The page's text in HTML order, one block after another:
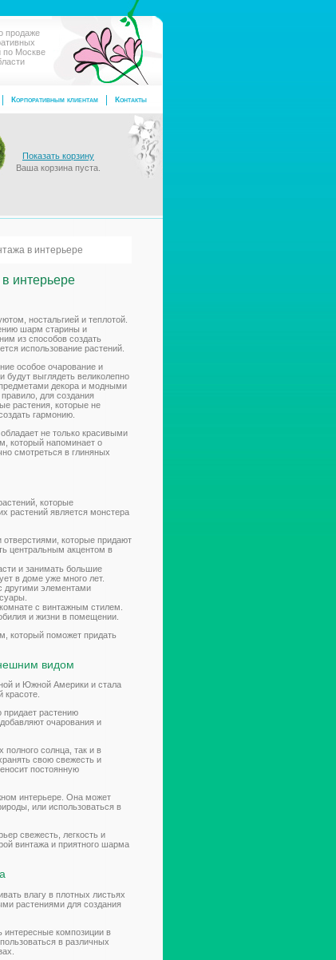
продаже
по Москве
Контакты
Корпоративным клиентам
Показать корзину
Ваша корзина пуста.
в интерьере
интерьере
ностальгией и теплотой.
шарм старины и
из способов создать
использование растений.
особое очарование и
выглядеть великолепно
декора и модными
для создания
растения, которые не
гармонию.
не только красивыми
который напоминает о
смотреться в глиняных
которые
растений является монстера
которые придают
центральным акцентом в
и занимать большие
в доме уже много лет.
другими элементами
с винтажным стилем.
и жизни в помещении.
который поможет придать
видом
и Южной Америки и стала
растению
очарования и
полного солнца, так и в
свою свежесть и
постоянную
интерьере. Она может
или использоваться в
свежесть, легкость и
винтажа и приятного шарма
влагу в плотных листьях
растениями для создания
композиции в
в различных